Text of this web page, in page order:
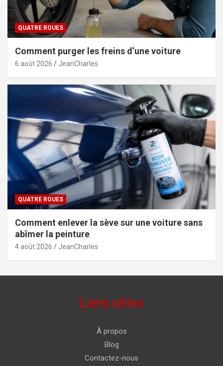
QUATRE ROUES
Comment purger les freins d’une voiture
6 août 2026 JeanCharles
QUATRE ROUES
Comment enlever la sève sur une voiture sans
abîmer la peinture
4 août 2026 JeanCharles
Liens utiles
À propos
Blog
Contactez-nous